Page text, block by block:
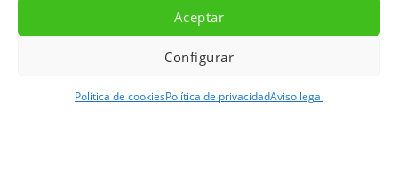
Aceptar
Configurar
Política de cookiesPolítica de privacidadAviso legal
Política de privacidad
Escarpa Motor Desarrollado por